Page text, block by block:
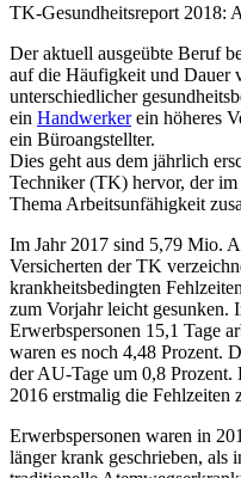
TK-Gesundheitsreport 2018:
Der aktuell ausgeübte Beruf
auf die Häufigkeit und Dauer
unterschiedlicher
ein Handwerkerein höheres
ein Büroangstellter.
Dies geht aus dem jährlich
Techniker (TK) hervor, der
Thema Arbeitsunfähigkeit
Im Jahr 2017 sind 5,79 Mio.
Versicherten der TK
krankheitsbedingten
zum Vorjahr leicht gesunken.
Erwerbspersonen 15,1 Tage
waren es noch 4,48 Prozent.
der AU-Tage um 0,8 Prozent.
2016 erstmalig die Fehlzeiten
Erwerbspersonen waren in
länger krank geschrieben, als